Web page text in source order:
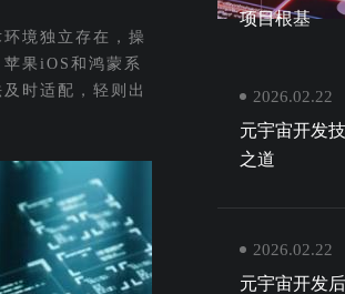
境独立存在，操
果iOS和鸿蒙系
时适配，轻则出
项目根基
2026.02.22
元宇宙开发
之道
2026.02.22
元宇宙开发